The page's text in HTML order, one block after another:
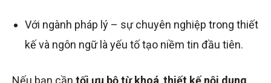
Với ngành pháp lý – sự chuyên nghiệp trong thiết
kế và ngôn ngữ là yếu tố tạo niềm tin đầu tiên.
Nếu bạn cần tối ưu bộ từ khoá,thiết kế nội dung